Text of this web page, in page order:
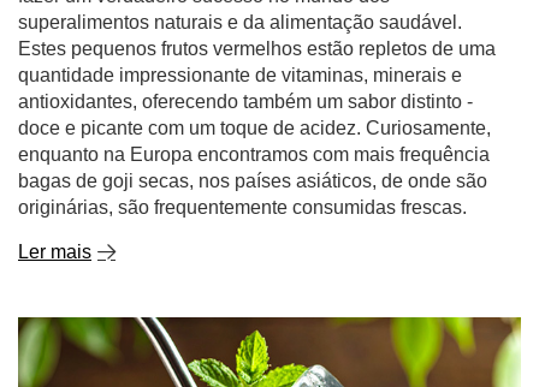
superalimentos naturais e da alimentação saudável.
Estes pequenos frutos vermelhos estão repletos de uma
quantidade impressionante de vitaminas, minerais e
antioxidantes, oferecendo também um sabor distinto -
doce e picante com um toque de acidez. Curiosamente,
enquanto na Europa encontramos com mais frequência
bagas de goji secas, nos países asiáticos, de onde são
originárias, são frequentemente consumidas frescas.
Ler mais